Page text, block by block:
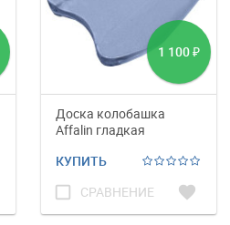
1 100 ₽
Доска колобашка
Affalin гладкая
КУПИТЬ
check_box_outline_blank СРАВНЕНИЕ favorite